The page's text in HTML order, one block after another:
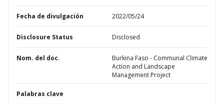
Fecha de divulgación 2022/05/24
Disclosure Status Disclosed
Nom. del doc.
Burkina Faso - Communal Climate
Action and Landscape
Management Project
Palabras clave